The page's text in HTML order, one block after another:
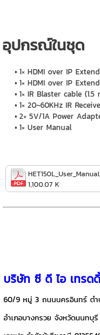
อุปกรณ์ในชุด
1× HDMI over IP
1× HDMI over IP
1× IR Blaster cable (1.5
1× 20~60KHz IR
2× 5V/1A Power
1× User Manual
1,100.07 K
บริษัท ซี ดี ไอ เทรด
60/9 หมู่ 3 ถนนนครอินทร์ ตำ
อำเภอบางกรวย จังหวัดนนทบุรี